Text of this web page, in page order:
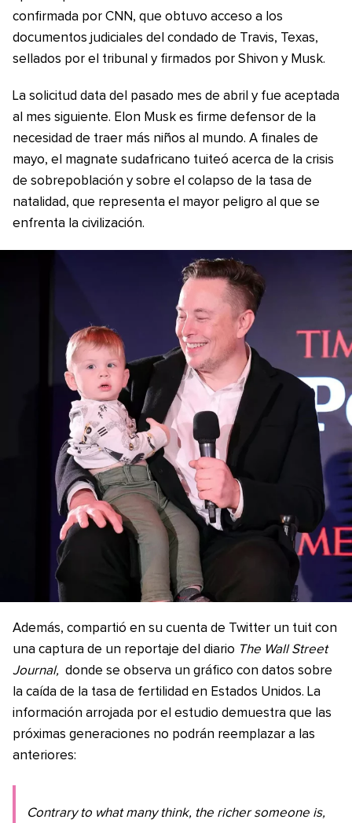
confirmada por CNN, que obtuvo acceso a los
documentos judiciales del condado de Travis, Texas,
sellados por el tribunal y firmados por Shivon y Musk.
La solicitud data del pasado mes de abril y fue aceptada
al mes siguiente. Elon Musk es firme defensor de la
necesidad de traer más niños al mundo. A finales de
mayo, el magnate sudafricano tuiteó acerca de la crisis
de sobrepoblación y sobre el colapso de la tasa de
natalidad, que representa el mayor peligro al que se
enfrenta la civilización.
Además, compartió en su cuenta de Twitter un tuit con
una captura de un reportaje del diario The Wall Street
Journal, donde se observa un gráfico con datos sobre
la caída de la tasa de fertilidad en Estados Unidos. La
información arrojada por el estudio demuestra que las
próximas generaciones no podrán reemplazar a las
anteriores:
Contrary to what many think, the richer someone is,